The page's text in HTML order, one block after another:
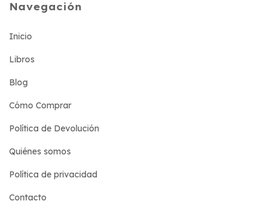
Navegación
Inicio
Libros
Blog
Cómo Comprar
Política de Devolución
Quiénes somos
Política de privacidad
Contacto